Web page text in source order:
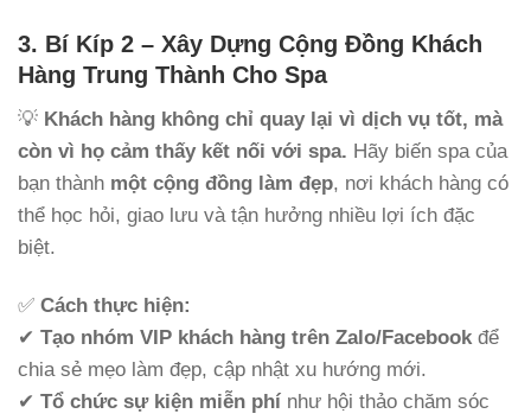
3. Bí Kíp 2 – Xây Dựng Cộng Đồng Khách
Hàng Trung Thành Cho Spa
💡 Khách hàng không chỉ quay lại vì dịch vụ tốt, mà
còn vì họ cảm thấy kết nối với spa. Hãy biến spa của
bạn thành một cộng đồng làm đẹp, nơi khách hàng có
thể học hỏi, giao lưu và tận hưởng nhiều lợi ích đặc
biệt.
✅ Cách thực hiện:
✔ Tạo nhóm VIP khách hàng trên Zalo/Facebook để
chia sẻ mẹo làm đẹp, cập nhật xu hướng mới.
✔ Tổ chức sự kiện miễn phí như hội thảo chăm sóc